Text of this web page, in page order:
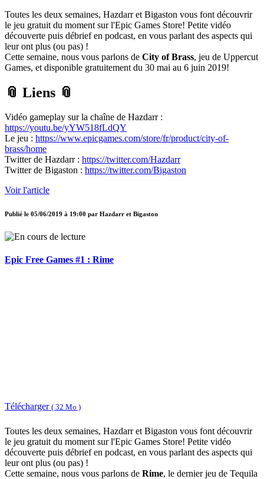
Toutes les deux semaines, Hazdarr et Bigaston vous font découvrir
le jeu gratuit du moment sur l'Epic Games Store! Petite vidéo
découverte puis débrief en podcast, en vous parlant des aspects qui
leur ont plus (ou pas) !
Cette semaine, nous vous parlons de City of Brass, jeu de Uppercut
Games, et disponible gratuitement du 30 mai au 6 juin 2019!
📎 Liens 📎
Vidéo gameplay sur la chaîne de Hazdarr :
https://youtu.be/yYW518fLdQY
Le jeu : https://www.epicgames.com/store/fr/product/city-of-
brass/home
Twitter de Hazdarr : https://twitter.com/Hazdarr
Twitter de Bigaston : https://twitter.com/Bigaston
Voir l'article
Publié le 05/06/2019 à 19:00 par Hazdarr et Bigaston
Epic Free Games #1 : Rime
Télécharger ( 32 Mo )
Toutes les deux semaines, Hazdarr et Bigaston vous font découvrir
le jeu gratuit du moment sur l'Epic Games Store! Petite vidéo
découverte puis débrief en podcast, en vous parlant des aspects qui
leur ont plus (ou pas) !
Cette semaine, nous vous parlons de Rime, le dernier jeu de Tequila